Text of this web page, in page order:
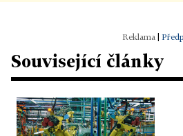
Související články